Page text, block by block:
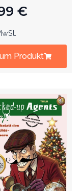
€
Produkt